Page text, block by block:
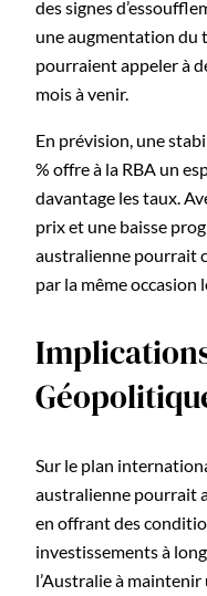
des signes
une augmentation du
pourraient appeler à
mois à venir.
En prévision, une
% offre à la RBA un
davantage les taux.
prix et une baisse
australienne pourrait
par la même occasion
Sur le plan
australienne pourrait
en offrant des
investissements à
l’Australie à